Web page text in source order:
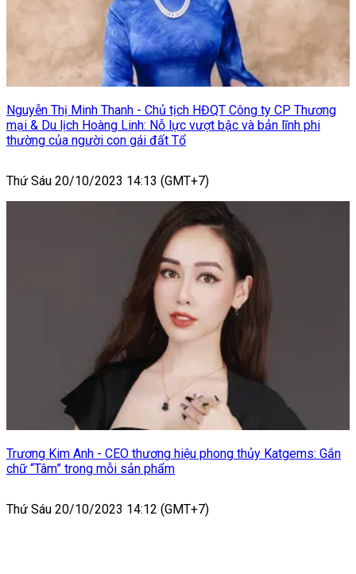
Nguyễn Thị Minh Thanh - Chủ tịch HĐQT Công ty CP Thương
mại & Du lịch Hoàng Linh: Nỗ lực vượt bậc và bản lĩnh phi
thường của người con gái đất Tổ
Thứ Sáu 20/10/2023 14:13 (GMT+7)
Trương Kim Anh - CEO thương hiệu phong thủy Katgems: Gắn
chữ “Tâm” trong mỗi sản phẩm
Thứ Sáu 20/10/2023 14:12 (GMT+7)